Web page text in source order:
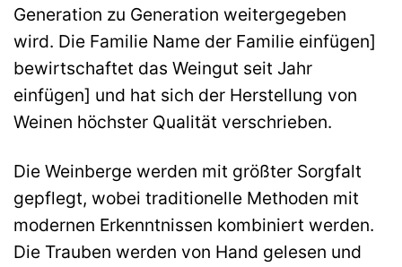
Generation zu Generation weitergegeben
wird. Die Familie Name der Familie einfügen]
bewirtschaftet das Weingut seit Jahr
einfügen] und hat sich der Herstellung von
Weinen höchster Qualität verschrieben.
Die Weinberge werden mit größter Sorgfalt
gepflegt, wobei traditionelle Methoden mit
modernen Erkenntnissen kombiniert werden.
Die Trauben werden von Hand gelesen und